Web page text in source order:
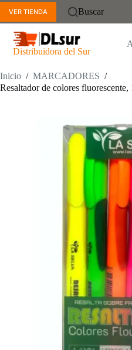
Saltar
contenido
VER TIENDA Buscar
Distribuidora del Sur
Inicio / MARCADORES /
Resaltador de colores